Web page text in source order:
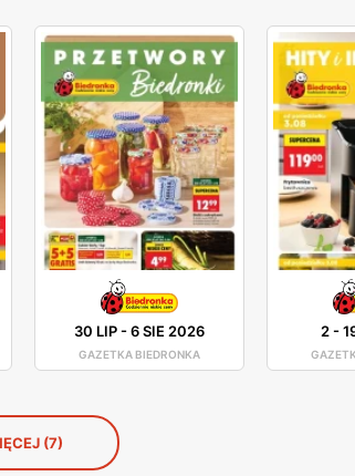
3000 placówek, co sprawia, że jest
co pozwala na wygodne
klientów. Biedronka pozostaje jednym
i udoskonalając istniejące,
na wyjątkowe oferty i doskonałą
30 LIP-6 SIE 2026
GAZETKA BIEDRONKA
2-
(7)